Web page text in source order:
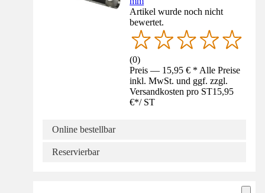
Artikel wurde noch nicht
bewertet.
(0)
Preis — 15,95 € * Alle Preise
inkl. MwSt. und ggf. zzgl.
Versandkosten pro ST15,95
€*/ ST
Online bestellbar
Reservierbar